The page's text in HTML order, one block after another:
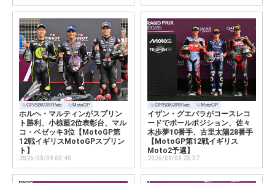
GP/SBK/JRR/etc MotoGP
ホルヘ・マルティンがスプリン
ト勝利、小椋藍2位表彰台、マル
コ・ベゼッキ3位【MotoGP第
12戦イギリスMotoGPスプリン
ト】
2026/08/09 00:40
GP/SBK/JRR/etc MotoGP
イザン・グエバラがコースレコ
ードでポールポジション、佐々
木歩夢10番手、古里太陽28番手
【MotoGP第12戦イギリス
Moto2予選】
2026/08/08 23:37